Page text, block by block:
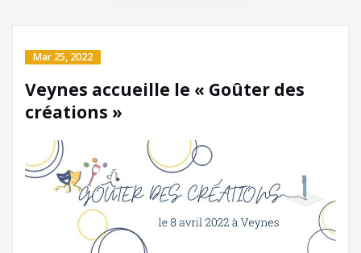
Mar 25, 2022
Veynes accueille le « Goûter des
créations »